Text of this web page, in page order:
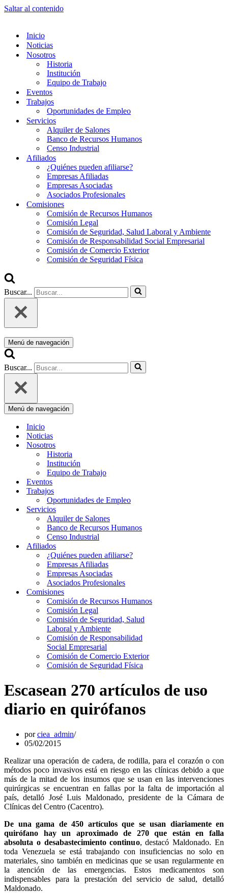
Saltar al contenido
Inicio
Noticias
Nosotros
Historia
Institución
Equipo de Trabajo
Eventos
Trabajos
Oportunidades de Empleo
Servicios
Alquiler de Salones
Banco de Recursos Humanos
Censo Industrial
Afiliados
¿Quiénes pueden afiliarse?
Empresas Afiliadas
Empresas Asociadas
Asociados Profesionales
Comisiones
Comisión de Recursos Humanos
Comisión Legal
Comisión de Seguridad, Salud Laboral y Ambiente
Comisión de Responsabilidad Social Empresarial
Comisión de Comercio Exterior
Comisión de Seguridad Física
Buscar...
Menú de navegación
Buscar...
Menú de navegación
Inicio
Noticias
Nosotros
Historia
Institución
Equipo de Trabajo
Eventos
Trabajos
Oportunidades de Empleo
Servicios
Alquiler de Salones
Banco de Recursos Humanos
Censo Industrial
Afiliados
¿Quiénes pueden afiliarse?
Empresas Afiliadas
Empresas Asociadas
Asociados Profesionales
Comisiones
Comisión de Recursos Humanos
Comisión Legal
Comisión de Seguridad, Salud
Laboral y Ambiente
Comisión de Responsabilidad
Social Empresarial
Comisión de Comercio Exterior
Comisión de Seguridad Física
Escasean 270 artículos de uso
diario en quirófanos
porciea_admin
05/02/2015
Realizar una operación de cadera, de rodilla, para el corazón o con
métodos poco invasivos está en riesgo en las clínicas debido a que
más de la mitad de los insumos que se usan en las intervenciones
quirúrgicas se encuentran en fallas por la falta de importación al
país, detalló José Luis Maldonado, presidente de la Cámara de
Clínicas del Centro (Cacentro).
De una gama de 450 artículos que se usan diariamente en
quirófano hay un aproximado de 270 que están en falla
absoluta o desabastecimiento continuo, destacó Maldonado. En
toda Venezuela se está trabajando con insuficiencias no solo en
materiales, sino también en medicinas que se usan regularmente en
la atención de las emergencias. Estos medicamentos son
indispensables para la prestación del servicio de salud, detalló
Maldonado.